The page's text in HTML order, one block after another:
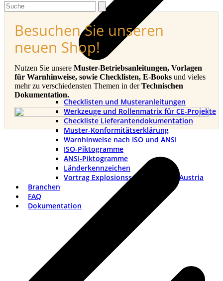
Checklisten und Musteranleitungen
Werkzeuge und Rollenmatrix für CE-Projekte
Checkliste Lieferantendokumentation
Muster-Konformitätserklärung
Warnhinweise nach ISO und ANSI
ISO-Piktogramme
ANSI-Piktogramme
Länderkennzeichen
Vortrag Explosionsschutztag TÜV Austria
Branchen
FAQ
Dokumentation
Search
Besuchen Sie unseren
neuen Shop!
Nutzen Sie unsere Muster-Betriebsanleitungen, Vorlagen
für Warnhinweise, sowie Checklisten, E-Books und vieles
mehr zu verschiedensten Themen in derTechnischen
Dokumentation.